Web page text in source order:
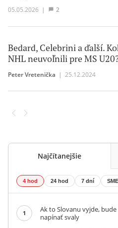
05.05.2026 | 2
Bedard, Celebrini a ďalší.
NHL neuvoľnili pre MS
Peter Vretenička | 25.12.2024
Najčítanejšie
4 hod 24 hod 7 dní SME
1
Ak to Slovanu vyjde,
napínať svaly